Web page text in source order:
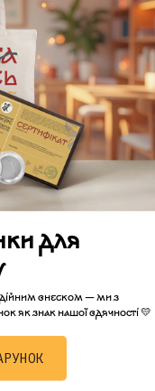
для
внеском — ми з
як знак нашої вдячності 💛